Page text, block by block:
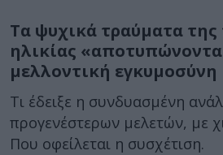
Τα ψυχικά τραύματα της
ηλικίας
μελλοντική εγκυμοσύνη
Τι έδειξε η συνδυασμένη
προγενέστερων μελετών, με
Που οφείλεται η συσχέτιση.